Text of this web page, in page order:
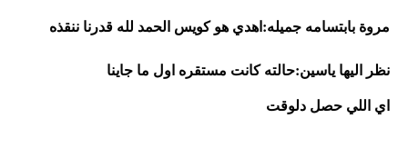
مروة بابتسامه جميله:اهدي هو كويس الحمد لله قدرنا ننقذه
نظر اليها ياسين:حالته كانت مستقره اول ما جاينا
اي اللي حصل دلوقت